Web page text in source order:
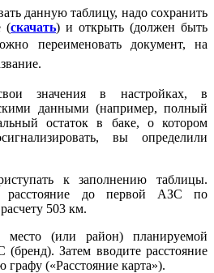
данную таблицу, надо сохранить
(скачать) и открыть (должен быть
переименовать документ, на
значения в настройках, в
данными (например, полный
остаток в баке, о котором
вы определили
к заполнению таблицы.
расстояние до первой АЗС по
503 км.
место (или район) планируемой
Затем вводите расстояние
графу («Расстояние карта»).